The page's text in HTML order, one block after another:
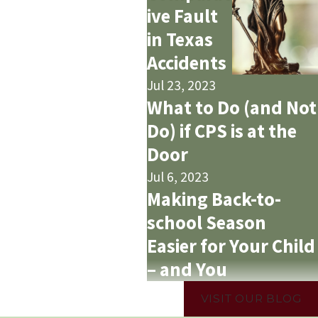
ive Fault
in Texas
Accidents
Jul 23, 2023
What to Do (and Not
Do) if CPS is at the
Door
Jul 6, 2023
Making Back-to-
school Season
Easier for Your Child
– and You
VISIT OUR BLOG